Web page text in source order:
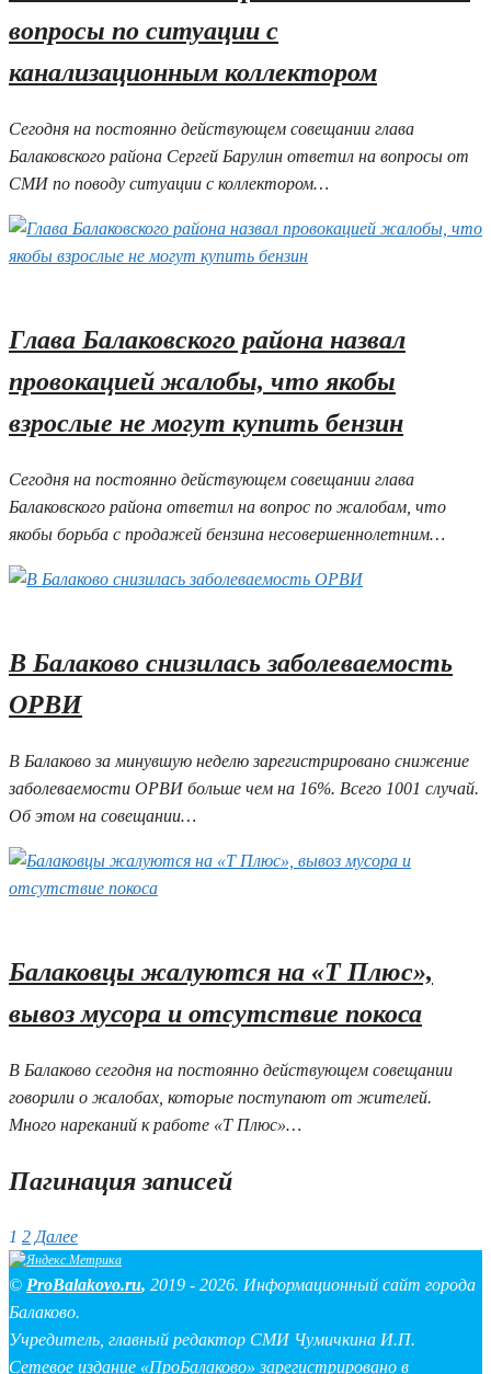
вопросы по ситуации с
канализационным коллектором
Сегодня на постоянно действующем совещании глава
Балаковского района Сергей Барулин ответил на вопросы от
СМИ по поводу ситуации с коллектором…
Глава Балаковского района назвал
провокацией жалобы, что якобы
взрослые не могут купить бензин
Сегодня на постоянно действующем совещании глава
Балаковского района ответил на вопрос по жалобам, что
якобы борьба с продажей бензина несовершеннолетним…
В Балаково снизилась заболеваемость
ОРВИ
В Балаково за минувшую неделю зарегистрировано снижение
заболеваемости ОРВИ больше чем на 16%. Всего 1001 случай.
Об этом на совещании…
Балаковцы жалуются на «Т Плюс»,
вывоз мусора и отсутствие покоса
В Балаково сегодня на постоянно действующем совещании
говорили о жалобах, которые поступают от жителей.
Много нареканий к работе «Т Плюс»…
Пагинация записей
1 2 Далее
© ProBalakovo.ru, 2019 - 2026. Информационный сайт города
Балаково.
Учредитель, главный редактор СМИ Чумичкина И.П.
Сетевое издание «ПроБалаково» зарегистрировано в